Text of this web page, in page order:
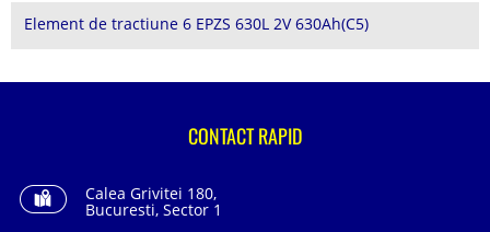
Element de tractiune 6 EPZS 630L 2V 630Ah(C5)
CONTACT RAPID
Calea Grivitei 180,
Bucuresti, Sector 1